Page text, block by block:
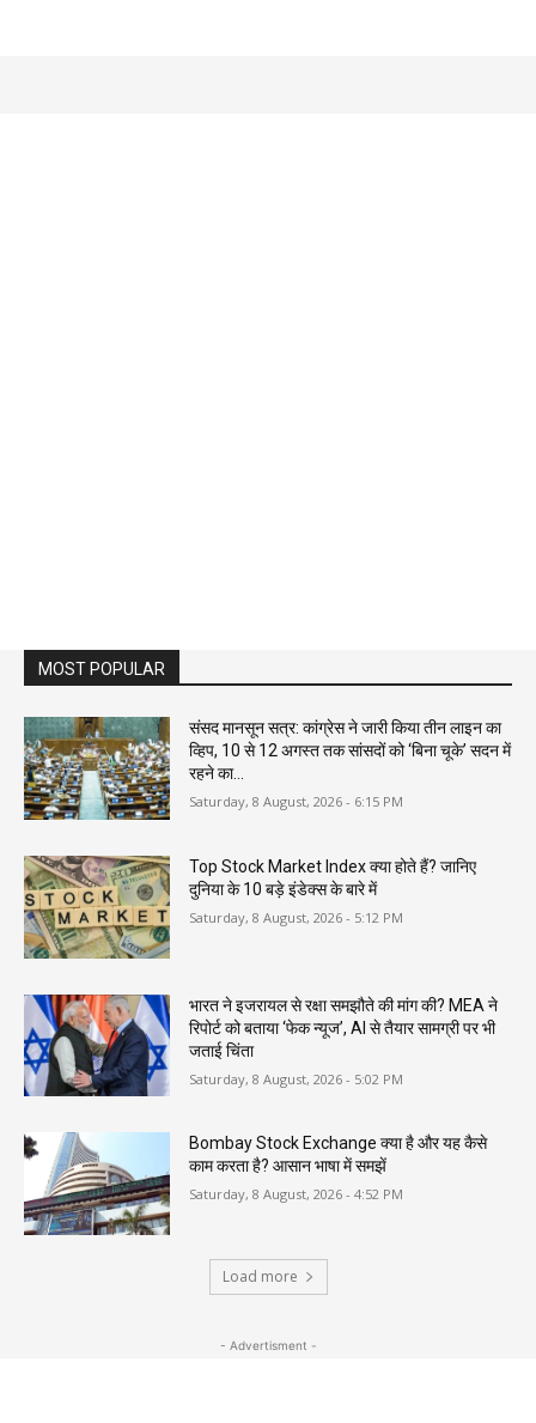
MOST POPULAR
संसद मानसून सत्र: कांग्रेस ने जारी किया तीन लाइन का
व्हिप, 10 से 12 अगस्त तक सांसदों को ‘बिना चूके’ सदन में
रहने का...
Saturday, 8 August, 2026 - 6:15 PM
Top Stock Market Index क्या होते हैं? जानिए
दुनिया के 10 बड़े इंडेक्स के बारे में
Saturday, 8 August, 2026 - 5:12 PM
भारत ने इजरायल से रक्षा समझौते की मांग की? MEA ने
रिपोर्ट को बताया ‘फेक न्यूज’, AI से तैयार सामग्री पर भी
जताई चिंता
Saturday, 8 August, 2026 - 5:02 PM
Bombay Stock Exchange क्या है और यह कैसे
काम करता है? आसान भाषा में समझें
Saturday, 8 August, 2026 - 4:52 PM
Load more
- Advertisment -